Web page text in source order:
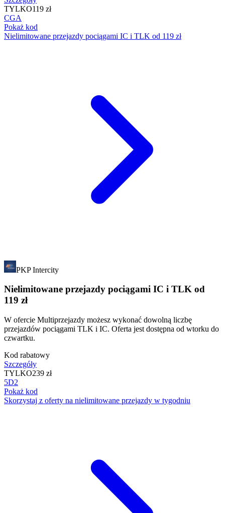
TYLKO119 zł
CGA
Pokaż kod
Nielimitowane przejazdy pociągami IC i TLK od 119 zł
PKP Intercity
Nielimitowane przejazdy pociągami IC i TLK od
119 zł
W ofercie Multiprzejazdy możesz wykonać dowolną liczbę
przejazdów pociągami TLK i IC. Oferta jest dostępna od wtorku do
czwartku.
Kod rabatowy
Szczegóły
TYLKO239 zł
5D2
Pokaż kod
Skorzystaj z oferty na nielimitowane przejazdy w tygodniu